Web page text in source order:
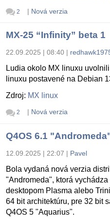
2 | Nová verzia
MX-25 “Infinity” beta 1
22.09.2025 | 08:40 |
Ludia okolo MX linuxu
linuxu postavené na Debian
Zdroj: MX linux
2 | Nová verzia
Q4OS 6.1
12.09.2025 | 22:07 | Pavel
Bola vydaná nová verzia
"Andromeda", ktorá
desktopom Plasma alebo
64 bit architektúru, pre 32 bit
Q4OS 5 "Aquarius".